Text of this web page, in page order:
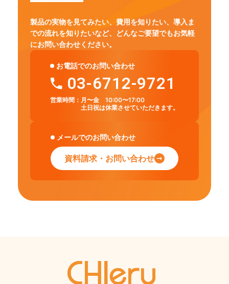
製品の実物を見てみたい、費用を知りたい、導入ま
での流れを知りたいなど、
どんなご要望でもお気軽
にお問い合わせください。
お電話でのお問い合わせ
03-6712-9721
営業時間： 月〜金 10:00〜17:00
土日祝は休業させていただきます。
メールでのお問い合わせ
資料請求・お問い合わせ